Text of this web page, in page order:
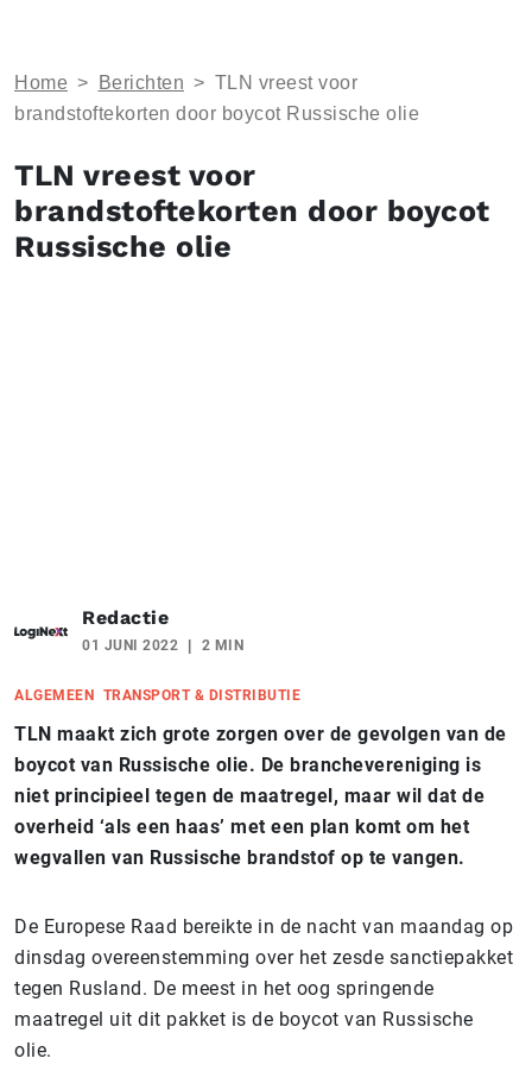
Home > Berichten > TLN vreest voor
brandstoftekorten door boycot Russische olie
TLN vreest voor
brandstoftekorten door boycot
Russische olie
Redactie
01 JUNI 2022 2 MIN
ALGEMEEN TRANSPORT & DISTRIBUTIE
TLN maakt zich grote zorgen over de gevolgen van de
boycot van Russische olie. De branchevereniging is
niet principieel tegen de maatregel, maar wil dat de
overheid ‘als een haas’ met een plan komt om het
wegvallen van Russische brandstof op te vangen.
De Europese Raad bereikte in de nacht van maandag op
dinsdag overeenstemming over het zesde sanctiepakket
tegen Rusland. De meest in het oog springende
maatregel uit dit pakket is de boycot van Russische
olie.